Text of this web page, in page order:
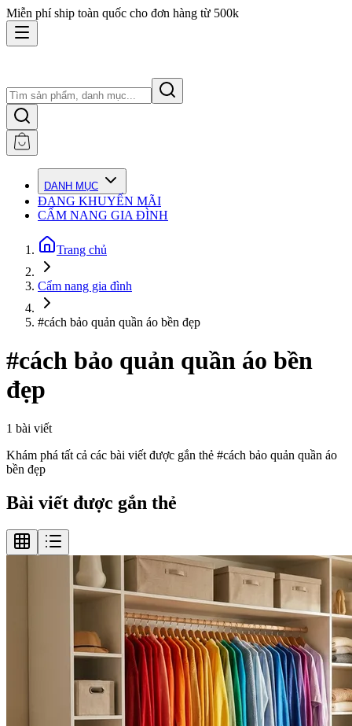
Miễn phí ship toàn quốc cho đơn hàng từ 500k
DANH MỤC
ĐANG KHUYẾN MÃI
CẨM NANG GIA ĐÌNH
Trang chủ
Cẩm nang gia đình
#cách bảo quản quần áo bền đẹp
#cách bảo quản quần áo bền
đẹp
1 bài viết
Khám phá tất cả các bài viết được gắn thẻ #cách bảo quản quần áo
bền đẹp
Bài viết được gắn thẻ